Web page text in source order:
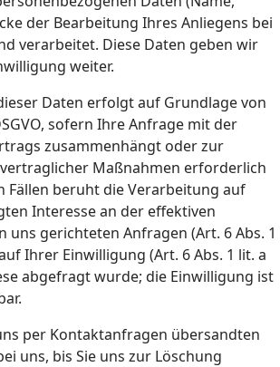
der Bearbeitung Ihres Anliegens bei
verarbeitet. Diese Daten geben wir
weiter.
Daten erfolgt auf Grundlage von
sofern Ihre Anfrage mit der
zusammenhängt oder zur
Maßnahmen erforderlich
Fällen beruht die Verarbeitung auf
Interesse an der effektiven
uns gerichteten Anfragen (Art. 6 Abs. 1
Ihrer Einwilligung (Art. 6 Abs. 1 lit. a
abgefragt wurde; die Einwilligung ist
per Kontaktanfragen übersandten
uns, bis Sie uns zur Löschung